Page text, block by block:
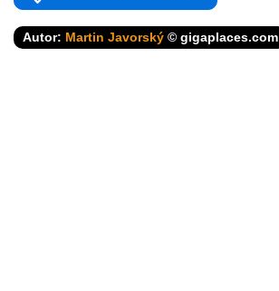
Autor: Martin Javorský © gigaplaces.com